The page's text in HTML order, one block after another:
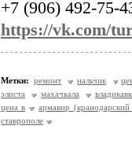
+7 (906) 492-75-
https://vk.com/
Метки: ремонт нальчик
элиста
махачкала
цена в
армавир (кранодарский
ставрополе